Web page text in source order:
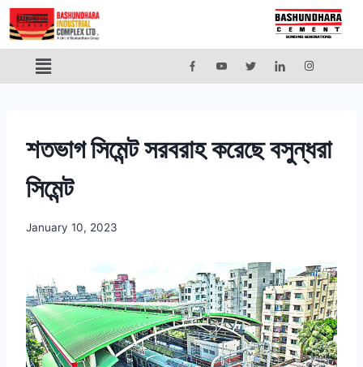
শতভাগ সিমেন্ট সরবরাহ করেছে বসুন্ধরা
সিমেন্ট
January 10, 2023